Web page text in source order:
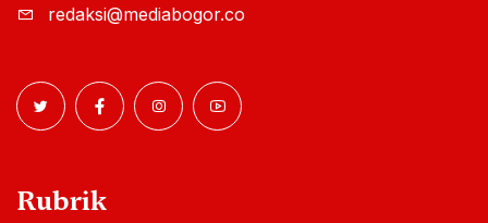
redaksi@mediabogor.co
Rubrik